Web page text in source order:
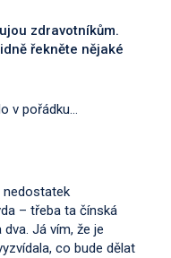
zdravotníkům.
řekněte nějaké
v pořádku…
nedostatek
– třeba ta čínská
Já vím, že je
co bude dělat